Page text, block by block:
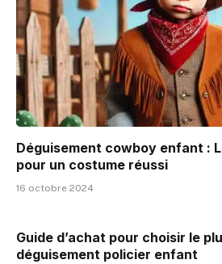
Déguisement cowboy enfant :
pour un costume réussi
16 octobre 2024
Guide d’achat pour choisir le
déguisement policier enfant